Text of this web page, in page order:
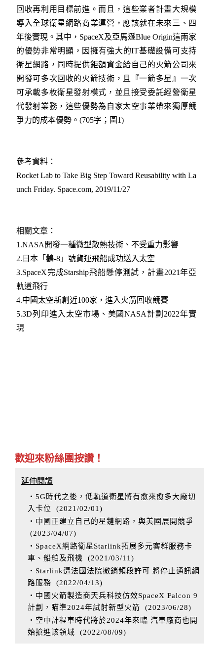
回收再利用目標前進。而且，這些業者計畫大規模
導入全球衛星網路商業運營，應該就在未來三、四
年後實現。其中，SpaceX及亞馬遜Blue Origin這兩家
的優勢非常明顯，因擁有強大的IT基礎設備可支持
衛星網路，同時提供鉅額資金給自己的火箭公司來
開發可多次回收的火箭技術，且『一箭多星』一次
可承載多枚衛星發射模式，並且接受委託經營衛星
代發射業務，這些優勢為自家太空事業帶來獨厚競
爭力的成本優勢。(705字；圖1)
參考資料：
Rocket Lab to Take Big Step Toward Reusability with La
unch Friday. Space.com, 2019/11/27
相關文章：
1.NASA開發一種微型散熱技術、不受重力影響
2. 日本「鸛-8」號貨運飛船成功送入太空
3.SpaceX完成Starship飛船懸停測試，計畫2021年亞
軌道飛行
4.中國太空新創近100家，進入火箭回收競賽
5.3D列印進入太空市場、美國NASA計劃2022年實
現
歡迎來粉絲團按讚！
延伸閱讀
‧5G時代之後，低軌道衛星將有愈來愈多大廠切
入卡位
(2021/02/01 )
‧中國正建立自己的星鏈網路，與美國展開競爭
(2023/04/07)
‧SpaceX網路衛星Starlink拓展多元客群服務卡
車、船舶及飛機
(2021/03/11 )
‧Starlink遭法國法院撤銷頻段許可 將停止通訊網
路服務 (2022/04/13)
‧中國火箭製造商天兵科技仿效SpaceX Falcon 9
計劃，瞄準2024年試射新型火箭 (2023/06/28)
‧空中計程車時代將於2024年來臨 汽車廠商也開
始搶進該領域 (2022/08/09)